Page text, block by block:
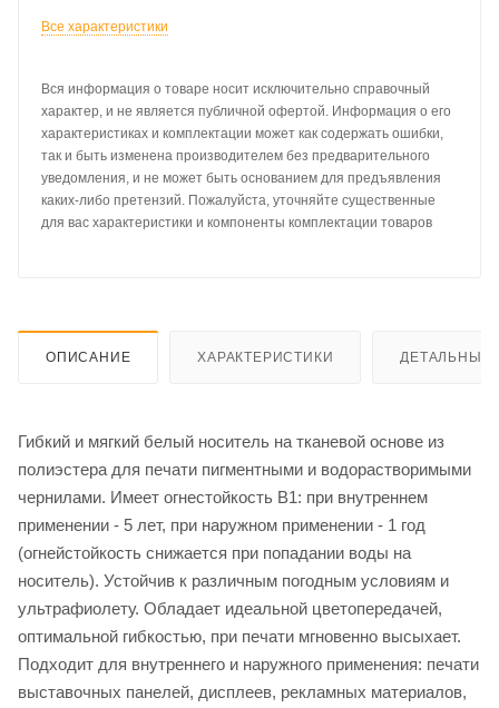
Все характеристики
Вся информация о товаре носит исключительно справочный
характер, и не является публичной офертой. Информация о его
характеристиках и комплектации может как содержать ошибки,
так и быть изменена производителем без предварительного
уведомления, и не может быть основанием для предъявления
каких-либо претензий. Пожалуйста, уточняйте существенные
для вас характеристики и компоненты комплектации товаров
ОПИСАНИЕ ХАРАКТЕРИСТИКИ ДЕТАЛЬНЫЕ
Гибкий и мягкий белый носитель на тканевой основе из
полиэстера для печати пигментными и водорастворимыми
чернилами. Имеет огнестойкость B1: при внутреннем
применении - 5 лет, при наружном применении - 1 год
(огнейстойкость снижается при попадании воды на
носитель). Устойчив к различным погодным условиям и
ультрафиолету. Обладает идеальной цветопередачей,
оптимальной гибкостью, при печати мгновенно высыхает.
Подходит для внутреннего и наружного применения: печати
выставочных панелей, дисплеев, рекламных материалов,